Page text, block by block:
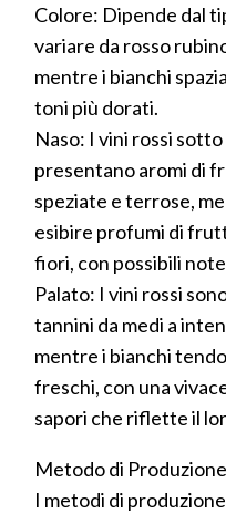
Colore: Dipende dal
variare da rosso
mentre i bianchi
toni più dorati.
Naso: I vini rossi
presentano aromi di
speziate e terrose,
esibire profumi di
fiori, con possibili
Palato: I vini rossi
tannini da medi a
mentre i bianchi
freschi, con una
sapori che riflette il
Metodo di Produzione
I metodi di